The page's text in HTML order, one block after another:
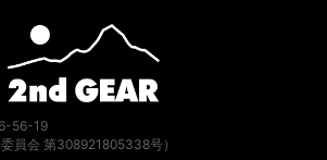
56-19
員会 第308921805338号）